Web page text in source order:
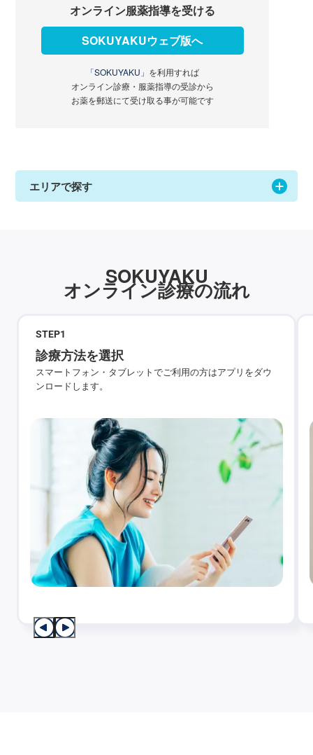
オンライン服薬指導を受ける
SOKUYAKUウェブ版へ
「SOKUYAKU」 を利用すれば
オンライン診療・服薬指導の受診から
お薬を郵送にて受け取る事が可能です
エリアで探す
SOKUYAKU
オンライン診療の流れ
STEP1
診療方法を選択
スマートフォン・タブレットでご利用の方はアプリをダウ
ンロードします。